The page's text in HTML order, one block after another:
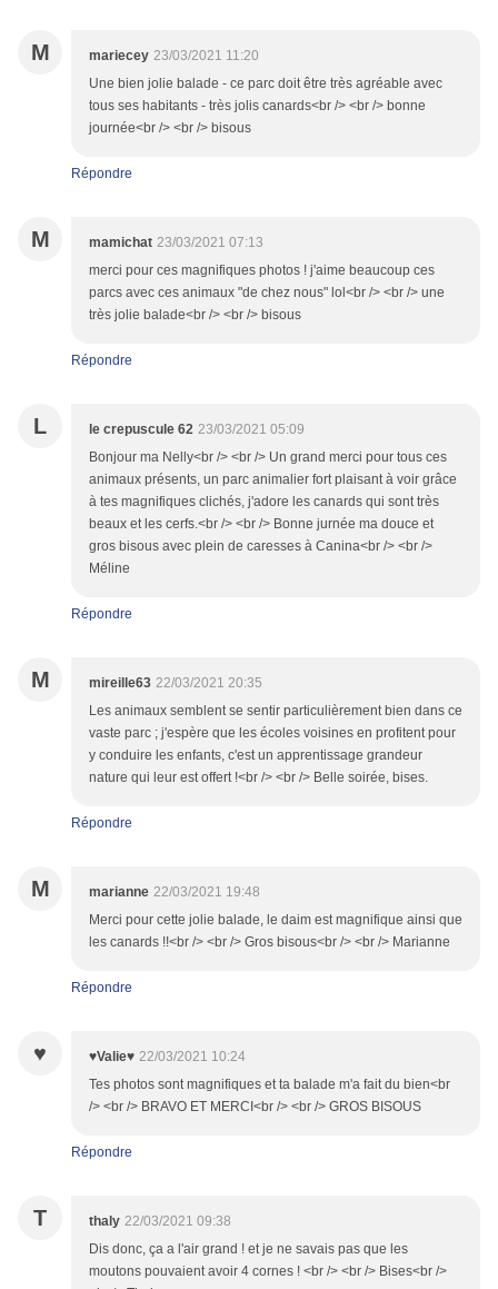
M mariecey 23/03/2021 11:20
Une bien jolie balade - ce parc doit être très agréable avec
tous ses habitants - très jolis canards<br /> <br /> bonne
journée<br /> <br /> bisous
Répondre
M mamichat 23/03/2021 07:13
merci pour ces magnifiques photos ! j'aime beaucoup ces
parcs avec ces animaux "de chez nous" lol<br /> <br /> une
très jolie balade<br /> <br /> bisous
Répondre
L le crepuscule 62 23/03/2021 05:09
Bonjour ma Nelly<br /> <br /> Un grand merci pour tous ces
animaux présents, un parc animalier fort plaisant à voir grâce
à tes magnifiques clichés, j'adore les canards qui sont très
beaux et les cerfs.<br /> <br /> Bonne jurnée ma douce et
gros bisous avec plein de caresses à Canina<br /> <br />
Méline
Répondre
M mireille63 22/03/2021 20:35
Les animaux semblent se sentir particulièrement bien dans ce
vaste parc ; j'espère que les écoles voisines en profitent pour
y conduire les enfants, c'est un apprentissage grandeur
nature qui leur est offert !<br /> <br /> Belle soirée, bises.
Répondre
M marianne 22/03/2021 19:48
Merci pour cette jolie balade, le daim est magnifique ainsi que
les canards !!<br /> <br /> Gros bisous<br /> <br /> Marianne
Répondre
♥ ♥Valie♥ 22/03/2021 10:24
Tes photos sont magnifiques et ta balade m'a fait du bien<br
/> <br /> BRAVO ET MERCI<br /> <br /> GROS BISOUS
Répondre
T thaly 22/03/2021 09:38
Dis donc, ça a l'air grand ! et je ne savais pas que les
moutons pouvaient avoir 4 cornes ! <br /> <br /> Bises<br />